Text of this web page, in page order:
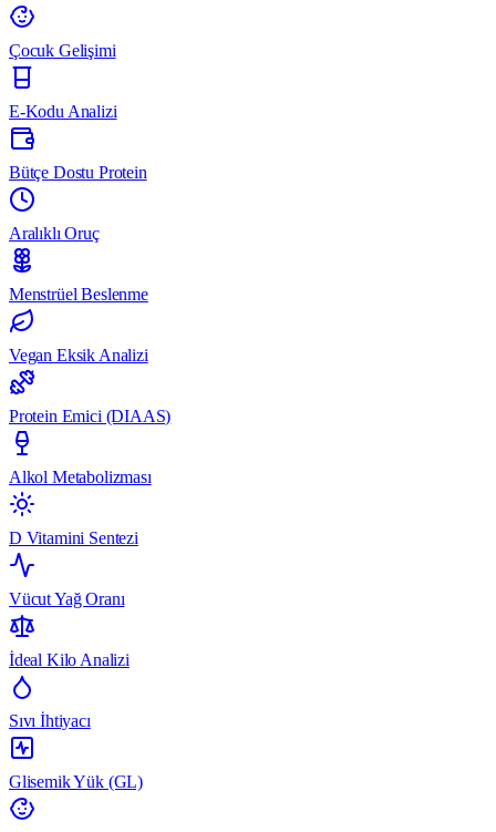
Çocuk Gelişimi
E-Kodu Analizi
Bütçe Dostu Protein
Aralıklı Oruç
Menstrüel Beslenme
Vegan Eksik Analizi
Protein Emici (DIAAS)
Alkol Metabolizması
D Vitamini Sentezi
Vücut Yağ Oranı
İdeal Kilo Analizi
Sıvı İhtiyacı
Glisemik Yük (GL)